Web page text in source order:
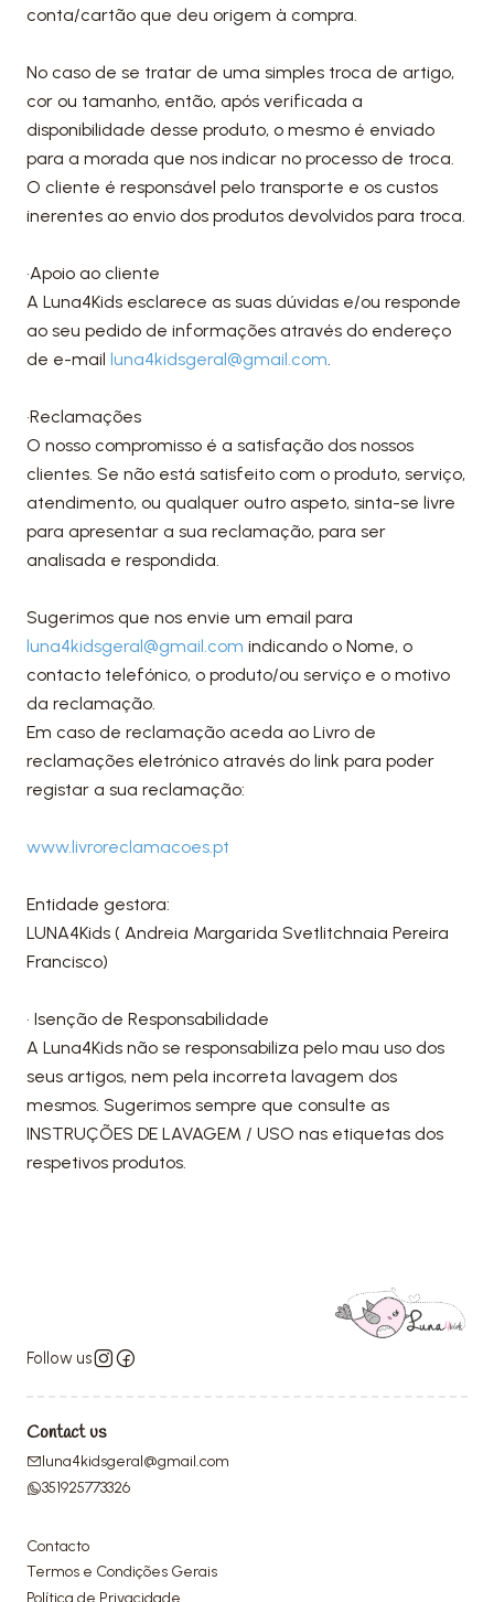
conta/cartão que deu origem à compra.
No caso de se tratar de uma simples troca de artigo,
cor ou tamanho, então, após verificada a
disponibilidade desse produto, o mesmo é enviado
para a morada que nos indicar no processo de troca.
O cliente é responsável pelo transporte e os custos
inerentes ao envio dos produtos devolvidos para troca.
•Apoio ao cliente
A Luna4Kids esclarece as suas dúvidas e/ou responde
ao seu pedido de informações através do endereço
de e-mail luna4kidsgeral@gmail.com.
•Reclamações
O nosso compromisso é a satisfação dos nossos
clientes. Se não está satisfeito com o produto, serviço,
atendimento, ou qualquer outro aspeto, sinta-se livre
para apresentar a sua reclamação, para ser
analisada e respondida.
Sugerimos que nos envie um email para
luna4kidsgeral@gmail.com indicando o Nome, o
contacto telefónico, o produto/ou serviço e o motivo
da reclamação.
Em caso de reclamação aceda ao Livro de
reclamações eletrónico através do link para poder
registar a sua reclamação:
www.livroreclamacoes.pt
Entidade gestora:
LUNA4Kids ( Andreia Margarida Svetlitchnaia Pereira
Francisco)
• Isenção de Responsabilidade
A Luna4Kids não se responsabiliza pelo mau uso dos
seus artigos, nem pela incorreta lavagem dos
mesmos. Sugerimos sempre que consulte as
INSTRUÇÕES DE LAVAGEM / USO nas etiquetas dos
respetivos produtos.
Follow us
Contact us
luna4kidsgeral@gmail.com
351925773326
Contacto
Termos e Condições Gerais
Política de Privacidade